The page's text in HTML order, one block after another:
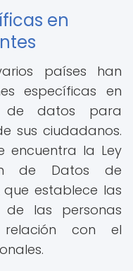
en
países han
específicas en
de datos para
sus ciudadanos.
encuentra la Ley
de Datos de
que establece las
de las personas
con el